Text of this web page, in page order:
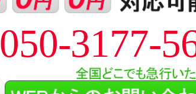
050-3177-